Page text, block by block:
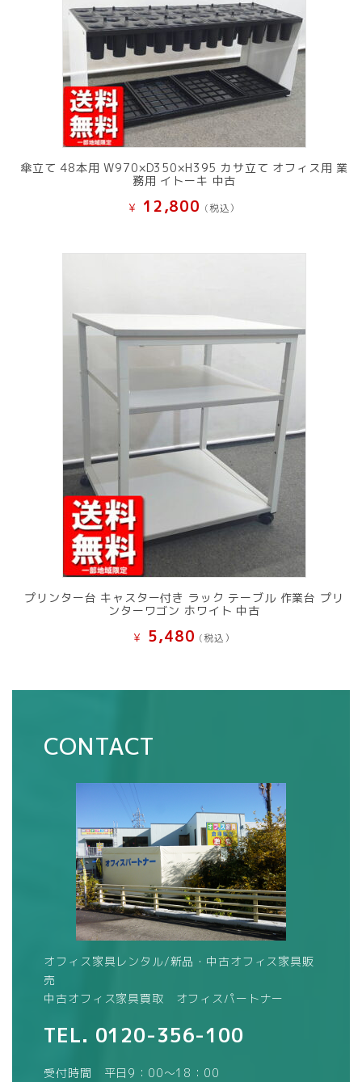
傘立て 48本用 W970×D350×H395 カサ立て オフィス用 業
務用 イトーキ 中古
¥ 12,800 (税込）
プリンター台 キャスター付き ラック テーブル 作業台 プリ
ンターワゴン ホワイト 中古
¥ 5,480 (税込）
CONTACT
オフィス家具レンタル/新品・中古オフィス家具販
売
中古オフィス家具買取 オフィスパートナー
TEL. 0120-356-100
受付時間 平日9：00～18：00